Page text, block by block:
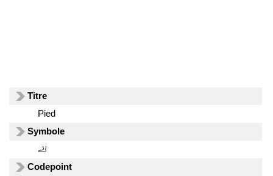
Titre
Pied
Symbole
🦶
Codepoint